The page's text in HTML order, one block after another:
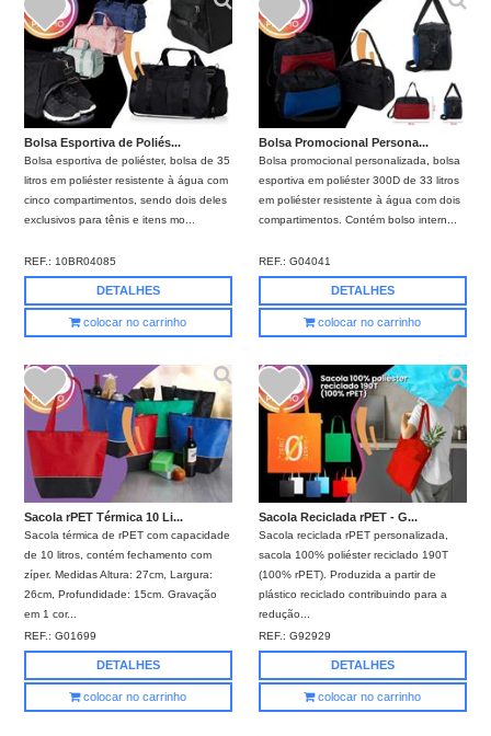
Bolsa Esportiva de Poliés...
Bolsa esportiva de poliéster, bolsa de 35
litros em poliéster resistente à água com
cinco compartimentos, sendo dois deles
exclusivos para tênis e itens mo...
REF.:10BR04085
DETALHES
colocar no carrinho
Bolsa Promocional Persona...
Bolsa promocional personalizada, bolsa
esportiva em poliéster 300D de 33 litros
em poliéster resistente à água com dois
compartimentos. Contém bolso intern...
REF.:G04041
DETALHES
colocar no carrinho
Sacola rPET Térmica 10 Li...
Sacola térmica de rPET com capacidade
de 10 litros, contém fechamento com
zíper. Medidas Altura: 27cm, Largura:
26cm, Profundidade: 15cm. Gravação
em 1 cor...
REF.:G01699
DETALHES
colocar no carrinho
Sacola Reciclada rPET - G...
Sacola reciclada rPET personalizada,
sacola 100% poliéster reciclado 190T
(100% rPET). Produzida a partir de
plástico reciclado contribuindo para a
redução...
REF.:G92929
DETALHES
colocar no carrinho